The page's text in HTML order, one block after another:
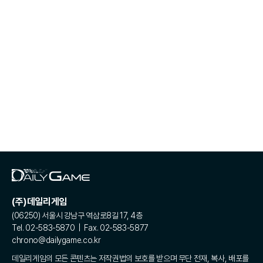
(주)데일리게임
(06250) 서울시 강남구 역삼로8길 17, 4층
Tel. 02-583-5870 | Fax. 02-583-5877
chrono@dailygame.co.kr
데일리게임의 모든 콘텐츠는 저작권법의 보호를 받으며 무단 전재, 복사, 배포를